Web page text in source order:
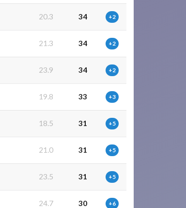
20.3 34 +2
21.3 34 +2
23.9 34 +2
19.8 33 +3
18.5 31 +5
21.0 31 +5
23.5 31 +5
24.7 30 +6